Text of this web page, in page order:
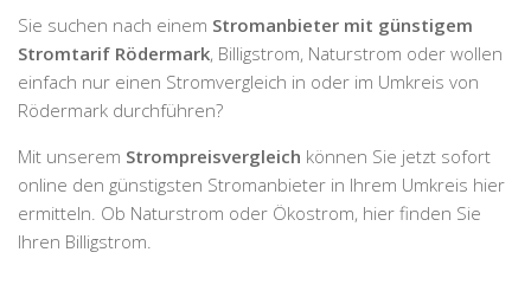
Sie suchen nach einem Stromanbieter mit günstigem
Stromtarif Rödermark, Billigstrom, Naturstrom oder wollen
einfach nur einen Stromvergleich in oder im Umkreis von
Rödermark durchführen?
Mit unserem Strompreisvergleich können Sie jetzt sofort
online den günstigsten Stromanbieter in Ihrem Umkreis hier
ermitteln. Ob Naturstrom oder Ökostrom, hier finden Sie
Ihren Billigstrom.